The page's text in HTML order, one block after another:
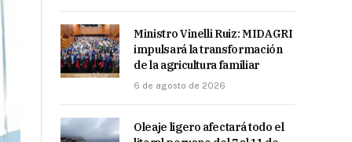
Ministro Vinelli Ruiz: MIDAGRI
impulsará la transformación
de la agricultura familiar
6 de agosto de 2026
Oleaje ligero afectará todo el